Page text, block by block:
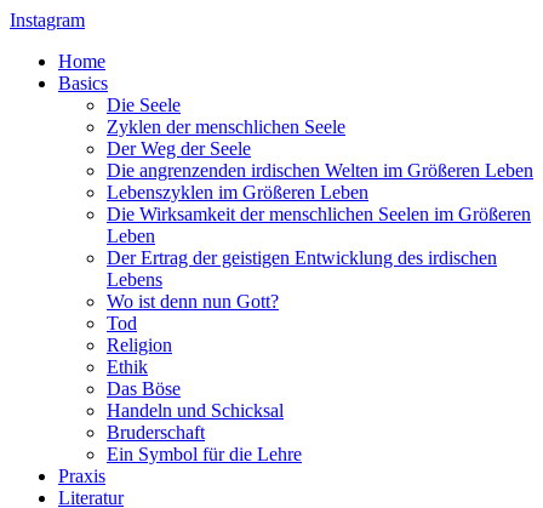
Instagram
Home
Basics
Die Seele
Zyklen der menschlichen Seele
Der Weg der Seele
Die angrenzenden irdischen Welten im Größeren Leben
Lebenszyklen im Größeren Leben
Die Wirksamkeit der menschlichen Seelen im Größeren
Leben
Der Ertrag der geistigen Entwicklung des irdischen
Lebens
Wo ist denn nun Gott?
Tod
Religion
Ethik
Das Böse
Handeln und Schicksal
Bruderschaft
Ein Symbol für die Lehre
Praxis
Literatur